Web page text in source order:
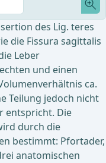
des Lig. teres
die Fissura sagittalis
Leber
und einen
ca.
Teilung jedoch nicht
entspricht. Die
durch die
bestimmt: Pfortader,
anatomischen